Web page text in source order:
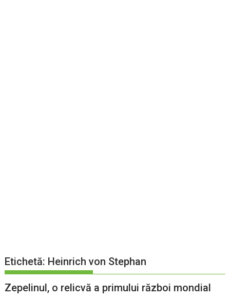
Etichetă: Heinrich von Stephan
Zepelinul, o relicvă a primului război mondial